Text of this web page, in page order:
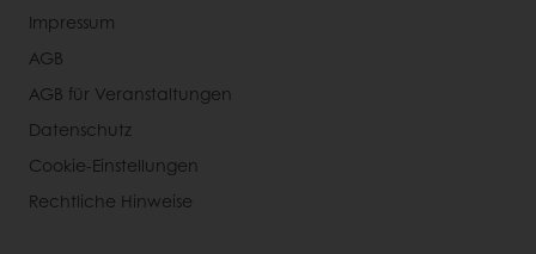
Impressum
AGB
AGB für Veranstaltungen
Datenschutz
Cookie-Einstellungen
Rechtliche Hinweise